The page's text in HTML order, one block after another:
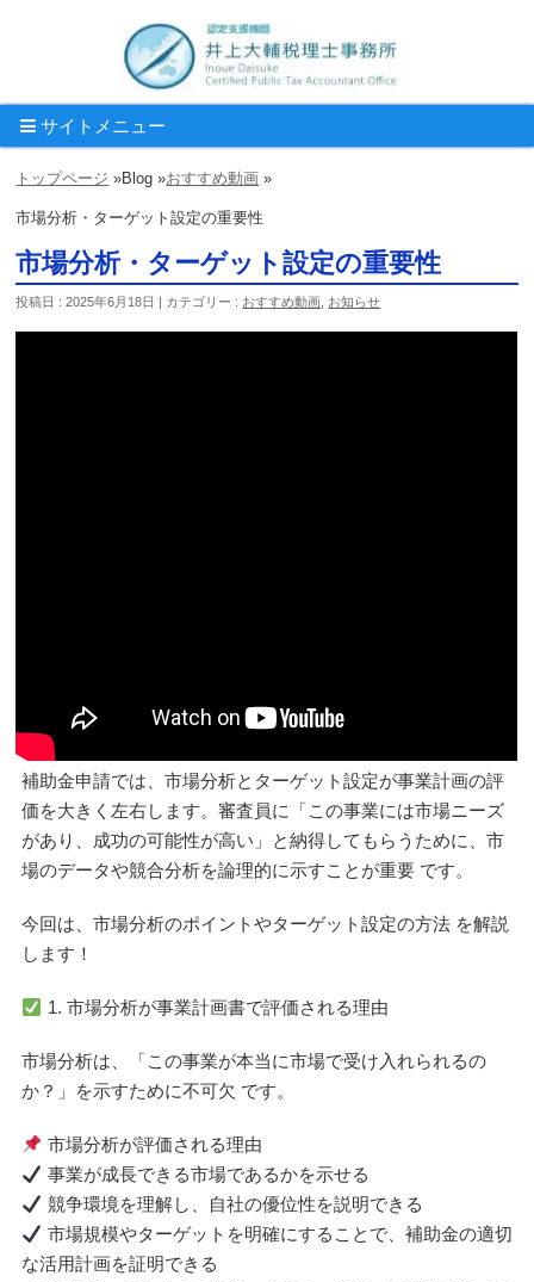
サイトメニュー
トップページ »Blog »おすすめ動画 »
市場分析・ターゲット設定の重要性
市場分析・ターゲット設定の重要性
投稿日 : 2025年6月18日 | カテゴリー : おすすめ動画 お知らせ
補助金申請では、市場分析とターゲット設定が事業計画の評
価を大きく左右します。審査員に「この事業には市場ニーズ
があり、成功の可能性が高い」と納得してもらうために、市
場のデータや競合分析を論理的に示すことが重要 です。
今回は、市場分析のポイントやターゲット設定の方法 を解説
します！
1. 市場分析が事業計画書で評価される理由
市場分析は、「この事業が本当に市場で受け入れられるの
か？」を示すために不可欠 です。
市場分析が評価される理由
事業が成長できる市場であるかを示せる
競争環境を理解し、自社の優位性を説明できる
市場規模やターゲットを明確にすることで、補助金の適切
な活用計画を証明できる